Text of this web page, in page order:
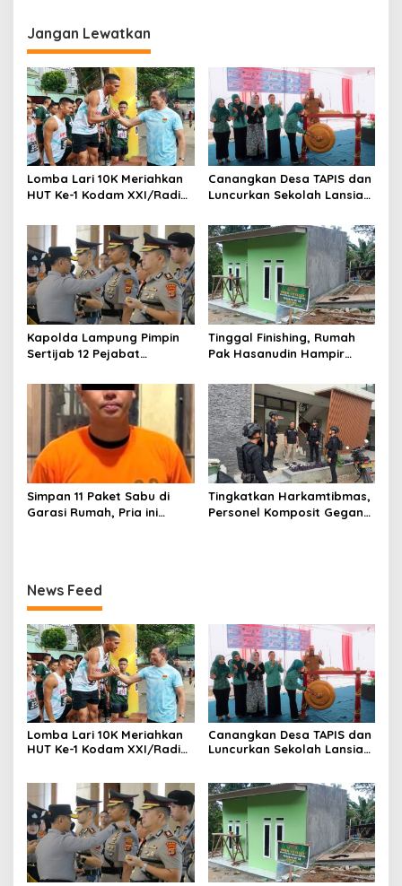
g
a
s
i
p
o
s
Jangan Lewatkan
Lomba Lari 10K Meriahkan
HUT Ke-1 Kodam XXI/Radin
Canangkan Desa TAPIS dan
Luncurkan Sekolah Lansia
Ketua TP PKK Lampung
Dorong Pembangunan SDM
Dimulai dari Desa
Kapolda Lampung Pimpin
Sertijab 12 Pejabat
Organisasi dan Pelayanan
Polri Presisi
Tinggal Finishing, Rumah
Pak Hasanudin Hampir
TMMD (TNI Manunggal
Membangun Desa)
Simpan 11 Paket Sabu di
Garasi Rumah, Pria ini
Tingkatkan Harkamtibmas,
Personel Komposit Gegana
News Feed
Lomba Lari 10K Meriahkan
HUT Ke-1 Kodam XXI/Radin
Canangkan Desa TAPIS dan
Luncurkan Sekolah Lansia
Dorong Pembangunan SDM
Dimulai dari Desa